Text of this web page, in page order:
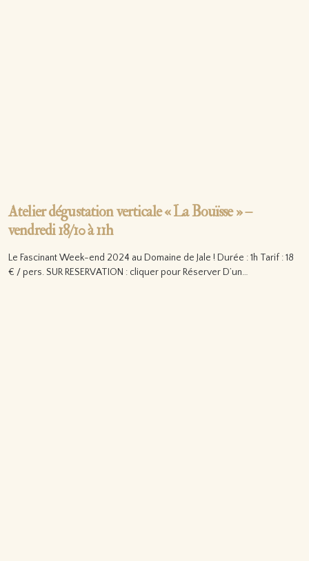
Atelier dégustation verticale « La Bouïsse » –
vendredi 18/10 à 11h
Le Fascinant Week-end 2024 au Domaine de Jale ! Durée : 1h Tarif : 18
€ / pers. SUR RESERVATION : cliquer pour Réserver D’un…